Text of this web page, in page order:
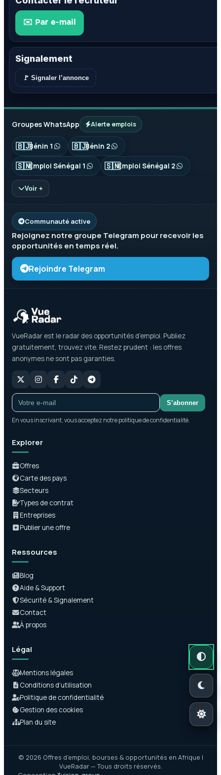
✉️ Par e-mail
Signalement
🚩 Signaler l’annonce
Groupes WhatsApp Alerte emplois
🇧🇯Bénin 1 🇧🇯Bénin 2
🇸🇳Emploi Sénégal 1 🇸🇳Emploi Sénégal 2
Voir +
Communauté active
Rejoignez notre groupe Telegram pour recevoir les
opportunités en temps réel.
Rejoindre Telegram
VueRadar est le radar des opportunités d’emploi. Publiez
gratuitement, trouvez vite. Restez prudent : les offres
anonymes ne sont pas garanties.
S’abonner
En vous inscrivant, vous acceptez notre politique de confidentialité.
Explorer
Offres
Carte des pays
Secteurs
Types de contrat
Entreprises
Publier une offre
Ressources
Blog
Aide & Support
Sécurité & Signalement
Contact
À propos
Légal
Mentions légales
Conditions d’utilisation
Politique de confidentialité
Gestion des cookies
Plan du site
© 2026 Offres d’emploi, bourses & opportunités en Afrique |
VueRadar — Tous droits réservés.
Mode
Mode
Mode clair